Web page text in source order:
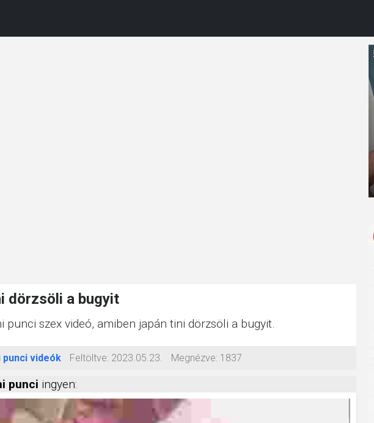
dörzsöli a bugyit
punci szex videó, amiben japán tini dörzsöli a bugyit.
punci videók Feltöltve: 2023.05.23. Megnézve: 1837
punci ingyen: